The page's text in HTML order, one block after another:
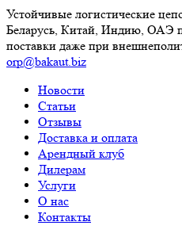
Устойчивые логистические
Беларусь, Китай, Индию, ОАЭ
поставки даже при
orp@bakaut.biz
Новости
Статьи
Отзывы
Доставка и оплата
Арендный клуб
Дилерам
Услуги
О нас
Контакты